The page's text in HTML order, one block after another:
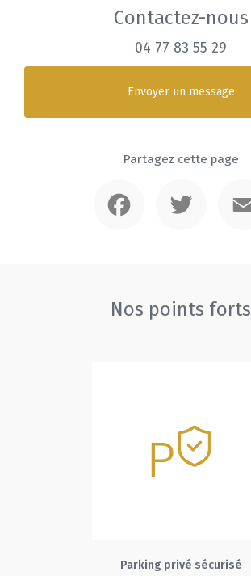
Contactez-nous
04 77 83 55 29
Envoyer un message
Partagez cette page
Nos points forts
Parking privé sécurisé